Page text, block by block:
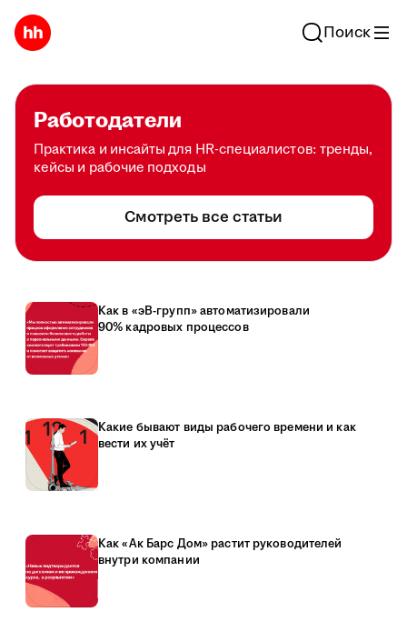
Поиск
Работодатели
Практика и инсайты для HR-специалистов: тренды,
кейсы и рабочие подходы
Смотреть все статьи
Как в «эВ-групп» автоматизировали
90% кадровых процессов
Какие бывают виды рабочего времени и как
вести их учёт
Как «Ак Барс Дом» растит руководителей
внутри компании